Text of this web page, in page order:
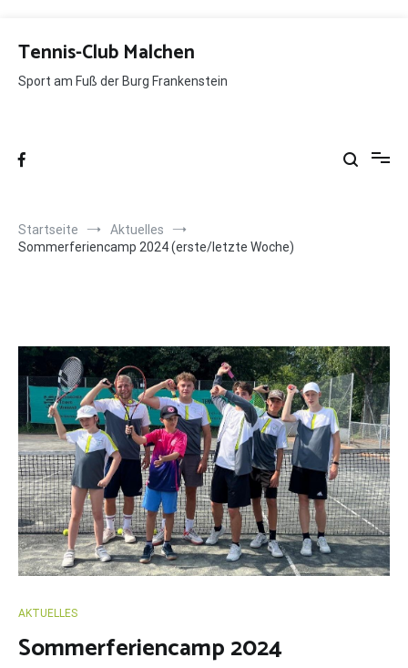
Inhalt
springen
Tennis-Club Malchen
Sport am Fuß der Burg Frankenstein
Startseite
Aktuelles
Sommerferiencamp 2024 (erste/letzte Woche)
AKTUELLES
Sommerferiencamp 2024